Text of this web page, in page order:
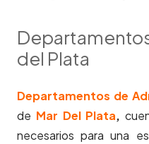
del Plata
Departamentos de
de Mar Del Plata,
necesarios para una